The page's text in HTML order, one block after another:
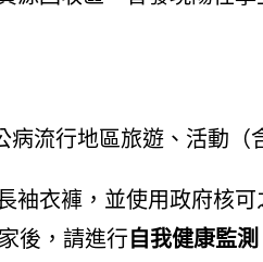
流行地區旅遊、活動
袖衣褲，並使用政府核可
後，請進行自我健康監